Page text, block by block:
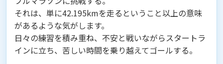
それは、単に42.195kmを走るということ以上の意味
があるような気がします。
日々の練習を積み重ね、不安と戦いながらスタートラ
インに立ち、苦しい時間を乗り越えてゴールする。